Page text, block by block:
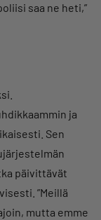
saa ne heti,”
ja
Sen
päivittävät
”Meillä
mutta emme